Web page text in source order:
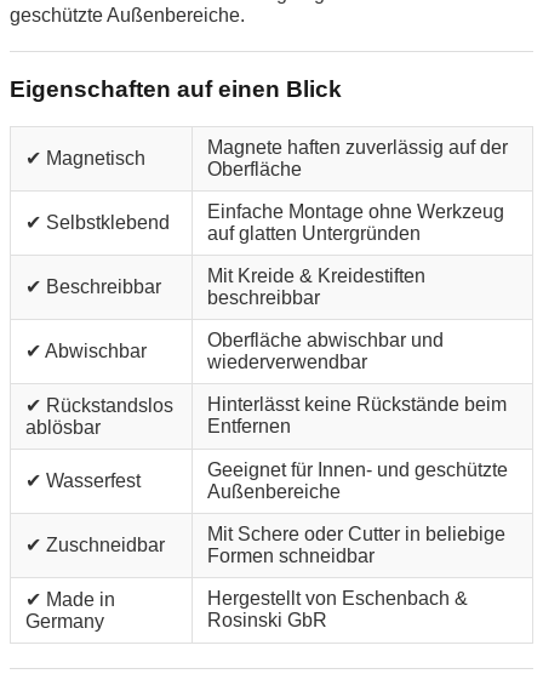
geschützte Außenbereiche.
Eigenschaften auf einen Blick
✔ Magnetisch
Magnete haften zuverlässig auf der
Oberfläche
✔ Selbstklebend
Einfache Montage ohne Werkzeug
auf glatten Untergründen
✔ Beschreibbar
Mit Kreide & Kreidestiften
beschreibbar
✔ Abwischbar
Oberfläche abwischbar und
wiederverwendbar
✔ Rückstandslos
ablösbar
Hinterlässt keine Rückstände beim
Entfernen
✔ Wasserfest
Geeignet für Innen- und geschützte
Außenbereiche
✔ Zuschneidbar
Mit Schere oder Cutter in beliebige
Formen schneidbar
✔ Made in
Germany
Hergestellt von Eschenbach &
Rosinski GbR